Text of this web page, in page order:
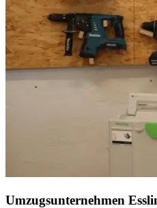
Umzugsunternehmen